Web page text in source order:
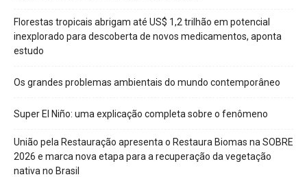
Florestas tropicais abrigam até US$ 1,2 trilhão em potencial
inexplorado para descoberta de novos medicamentos, aponta
estudo
Os grandes problemas ambientais do mundo contemporâneo
Super El Niño: uma explicação completa sobre o fenômeno
União pela Restauração apresenta o Restaura Biomas na SOBRE
2026 e marca nova etapa para a recuperação da vegetação
nativa no Brasil